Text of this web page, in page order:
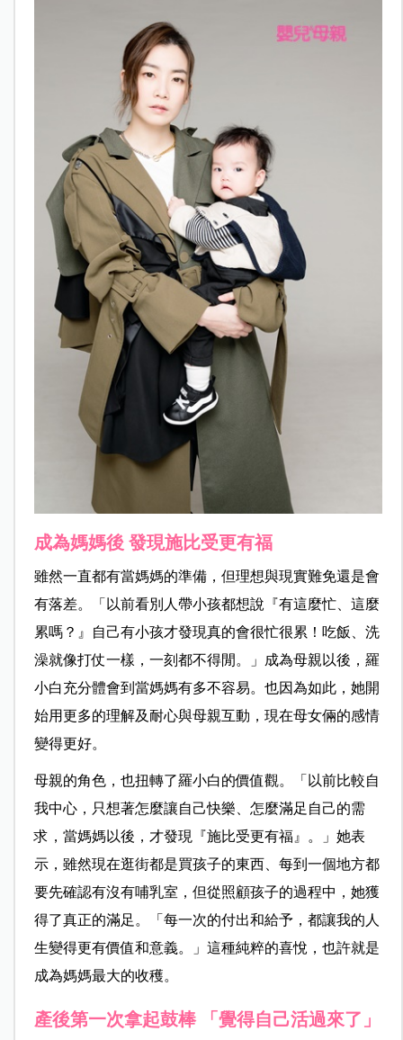
成為媽媽後 發現施比受更有福
雖然一直都有當媽媽的準備，但理想與現實難免還是會
有落差。「以前看別人帶小孩都想說『有這麼忙、這麼
累嗎？』自己有小孩才發現真的會很忙很累！吃飯、洗
澡就像打仗一樣，一刻都不得閒。」成為母親以後，羅
小白充分體會到當媽媽有多不容易。也因為如此，她開
始用更多的理解及耐心與母親互動，現在母女倆的感情
變得更好。
母親的角色，也扭轉了羅小白的價值觀。「以前比較自
我中心，只想著怎麼讓自己快樂、怎麼滿足自己的需
求，當媽媽以後，才發現『施比受更有福』。」她表
示，雖然現在逛街都是買孩子的東西、每到一個地方都
要先確認有沒有哺乳室，但從照顧孩子的過程中，她獲
得了真正的滿足。「每一次的付出和給予，都讓我的人
生變得更有價值和意義。」這種純粹的喜悅，也許就是
成為媽媽最大的收穫。
產後第一次拿起鼓棒 「覺得自己活過來了」